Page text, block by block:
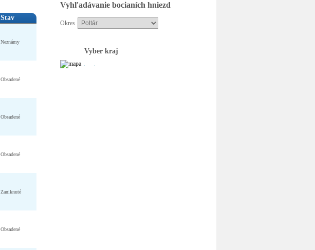
Vyhľadávanie bocianích hniezd
Okres
Vyber kraj
Stav
Neznámy
Obsadené
Obsadené
Obsadené
Zaniknuté
Obsadené